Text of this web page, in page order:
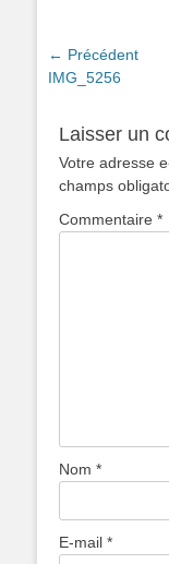
Navigation
de
← Précédent
Article
IMG_5256
Laisser un
Votre adresse
champs
Commentaire *
Nom *
E-mail *